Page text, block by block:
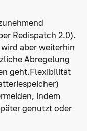
Redispatch 2.0).
aber weiterhin
Abregelung
geht.Flexibilität
indem
genutzt oder